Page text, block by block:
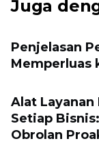
Juga
Penjelasan
Memperluas
Alat
Setiap
Obrolan